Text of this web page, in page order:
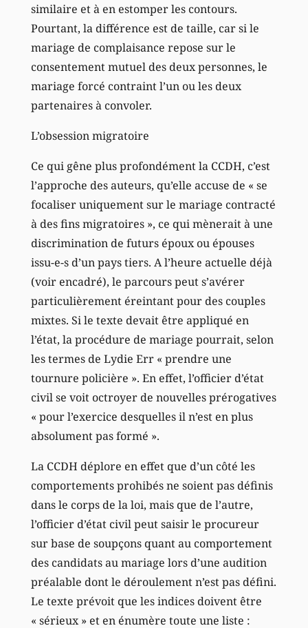
similaire et à en estomper les contours.
Pourtant, la différence est de taille, car si le
mariage de complaisance repose sur le
consentement mutuel des deux personnes, le
mariage forcé contraint l’un ou les deux
partenaires à convoler.
L’obsession migratoire
Ce qui gêne plus profondément la CCDH, c’est
l’approche des auteurs, qu’elle accuse de « se
focaliser uniquement sur le mariage contracté
à des fins migratoires », ce qui mènerait à une
discrimination de futurs époux ou épouses
issu-e-s d’un pays tiers. A l’heure actuelle déjà
(voir encadré), le parcours peut s’avérer
particulièrement éreintant pour des couples
mixtes. Si le texte devait être appliqué en
l’état, la procédure de mariage pourrait, selon
les termes de Lydie Err « prendre une
tournure policière ». En effet, l’officier d’état
civil se voit octroyer de nouvelles prérogatives
« pour l’exercice desquelles il n’est en plus
absolument pas formé ».
La CCDH déplore en effet que d’un côté les
comportements prohibés ne soient pas définis
dans le corps de la loi, mais que de l’autre,
l’officier d’état civil peut saisir le procureur
sur base de soupçons quant au comportement
des candidats au mariage lors d’une audition
préalable dont le déroulement n’est pas défini.
Le texte prévoit que les indices doivent être
« sérieux » et en énumère toute une liste :